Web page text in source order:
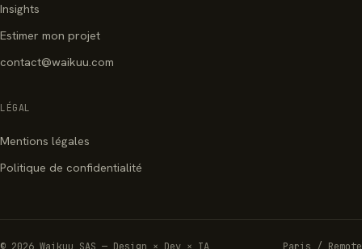
Insights
Estimer mon projet
contact@waikuu.com
LÉGAL
Mentions légales
Politique de confidentialité